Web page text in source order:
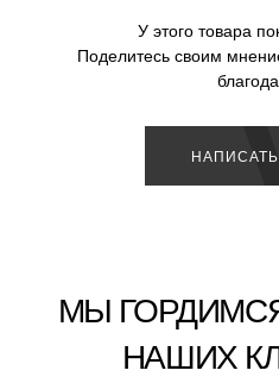
У этого товара
Поделитесь своим
МЫ
НАШИХ